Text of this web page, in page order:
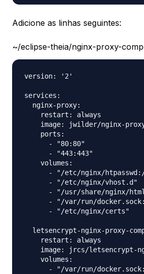
Adicione as linhas seguintes:
~/eclipse-theia/nginx-proxy-
version: '2'
services:
  nginx-proxy:
    restart: always
image: jwilder/nginx-
    ports:
      - "80:80"
      - "443:443"
    volumes:
- "/etc/nginx/
      - "/etc/nginx/vhost.d"
- "/usr/share/nginx/
- "/var/run/
      - "/etc/nginx/certs"
letsencrypt-nginx-proxy-
    restart: always
image: jrcs/letsencrypt-
    volumes:
- "/var/run/